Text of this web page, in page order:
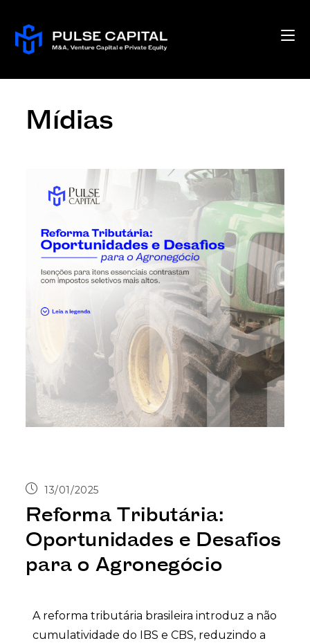
Mídias
13/01/2025
Reforma Tributária:
Oportunidades e Desafios
para o Agronegócio
A reforma tributária brasileira introduz a não
cumulatividade do IBS e CBS, reduzindo a